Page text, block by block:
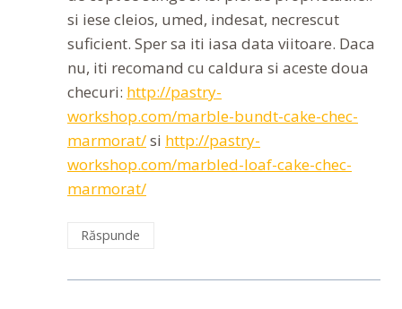
si iese cleios, umed, indesat, necrescut
suficient. Sper sa iti iasa data viitoare. Daca
nu, iti recomand cu caldura si aceste doua
checuri: http://pastry-
workshop.com/marble-bundt-cake-chec-
marmorat/si http://pastry-
workshop.com/marbled-loaf-cake-chec-
marmorat/
Răspunde